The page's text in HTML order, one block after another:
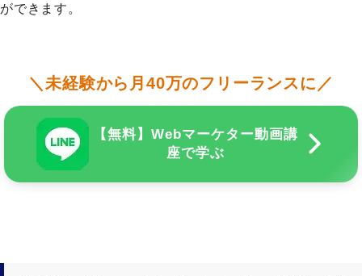
ができます。
＼未経験から月40万のフリーランスに／
【無料】Webマーケター動画講
座で学ぶ